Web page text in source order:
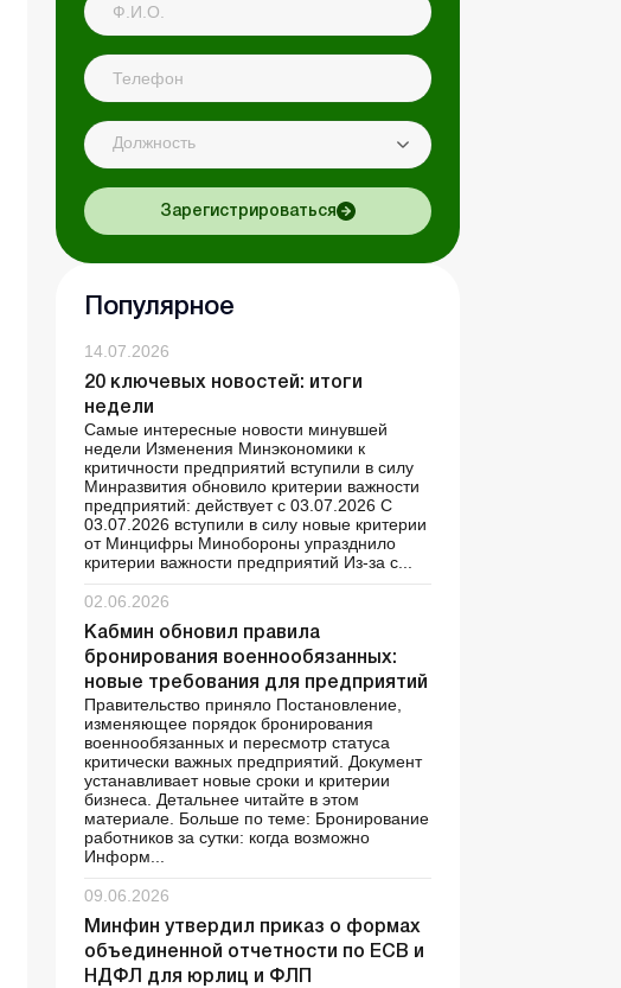
Должность
Зарегистрироваться
Популярное
14.07.2026
20 ключевых новостей: итоги
недели
Самые интересные новости минувшей
недели Изменения Минэкономики к
критичности предприятий вступили в силу
Минразвития обновило критерии важности
предприятий: действует с 03.07.2026 С
03.07.2026 вступили в силу новые критерии
от Минцифры Минобороны упразднило
критерии важности предприятий Из-за с...
02.06.2026
Кабмин обновил правила
бронирования военнообязанных:
новые требования для предприятий
Правительство приняло Постановление,
изменяющее порядок бронирования
военнообязанных и пересмотр статуса
критически важных предприятий. Документ
устанавливает новые сроки и критерии
бизнеса. Детальнее читайте в этом
материале. Больше по теме: Бронирование
работников за сутки: когда возможно
Информ...
09.06.2026
Минфин утвердил приказ о формах
объединенной отчетности по ЕСВ и
НДФЛ для юрлиц и ФЛП